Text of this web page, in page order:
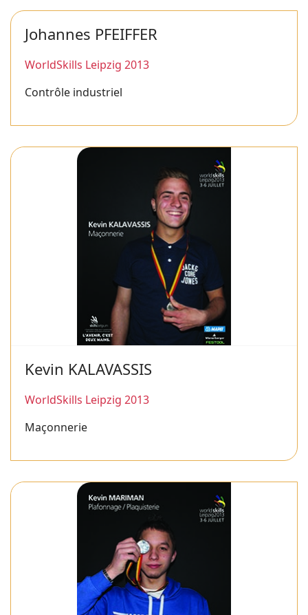
Johannes PFEIFFER
WorldSkills Leipzig 2013
Contrôle industriel
Kevin KALAVASSIS
WorldSkills Leipzig 2013
Maçonnerie